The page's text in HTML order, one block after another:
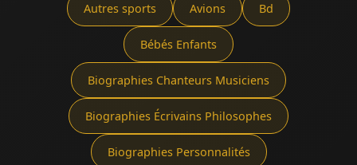
Autres sports Avions Bd
Bébés Enfants
Biographies Chanteurs Musiciens
Biographies Écrivains Philosophes
Biographies Personnalités